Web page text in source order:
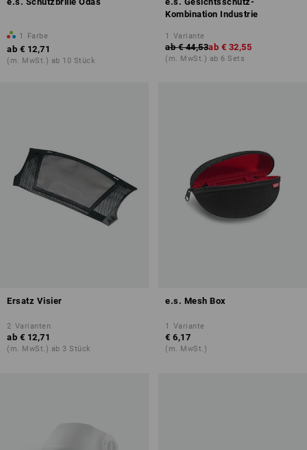
1 Farbe
ab € 12,71
(m. MwSt.) ab 10 Stück
Kombination Industrie
1 Variante
ab € 44,53ab € 32,55
(m. MwSt.) ab 6 Sets
Ersatz Visier
2 Varianten
ab € 12,71
(m. MwSt.) ab 3 Stück
e.s. Mesh Box
1 Variante
€ 6,17
(m. MwSt.)